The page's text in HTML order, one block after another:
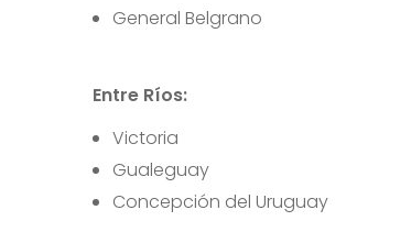
General Belgrano
Entre Ríos:
Victoria
Gualeguay
Concepción del Uruguay